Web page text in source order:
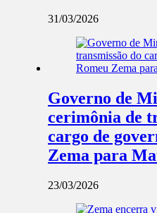
31/03/2026
Governo de
cerimônia de
cargo de
Zema para
23/03/2026